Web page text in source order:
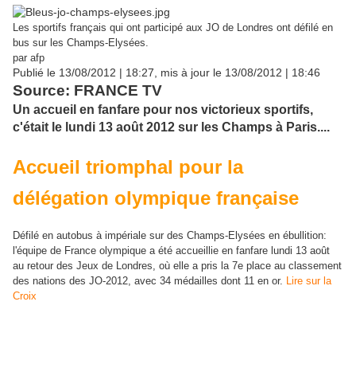
Les sportifs français qui ont participé aux JO de Londres ont défilé en
bus sur les Champs-Elysées.
par afp
Publié le 13/08/2012 | 18:27, mis à jour le 13/08/2012 | 18:46
Source: FRANCE TV
Un accueil en fanfare pour nos victorieux sportifs,
c'était le lundi 13 août 2012 sur les Champs à Paris....
Accueil triomphal pour la
délégation olympique française
Défilé en autobus à impériale sur des Champs-Elysées en ébullition:
l'équipe de France olympique a été accueillie en fanfare lundi 13 août
au retour des Jeux de Londres, où elle a pris la 7e place au classement
des nations des JO-2012, avec 34 médailles dont 11 en or. Lire sur la
Croix